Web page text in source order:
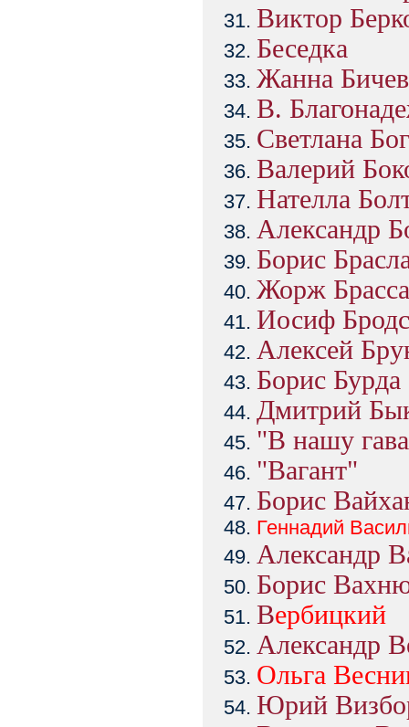
Виктор
Беседка
Жанна
В.
Светлана
Валерий
Нателла
Александр
Борис
Жорж
Иосиф
Алексей
Борис Бурда
Дмитрий
"В нашу
"Вагант"
Борис
Геннадий
Александр
Борис
Вербицкий
Александр
Ольга Ве
Юрий